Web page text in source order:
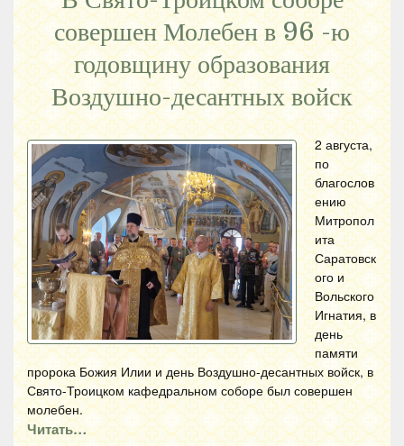
совершен Молебен в 96 -ю
годовщину образования
Воздушно-десантных войск
2 августа,
по
благослов
ению
Митропол
ита
Саратовск
ого и
Вольского
Игнатия, в
день
памяти
пророка Божия Илии и день Воздушно-десантных войск, в
Свято-Троицком кафедральном соборе был совершен
молебен.
Читать…